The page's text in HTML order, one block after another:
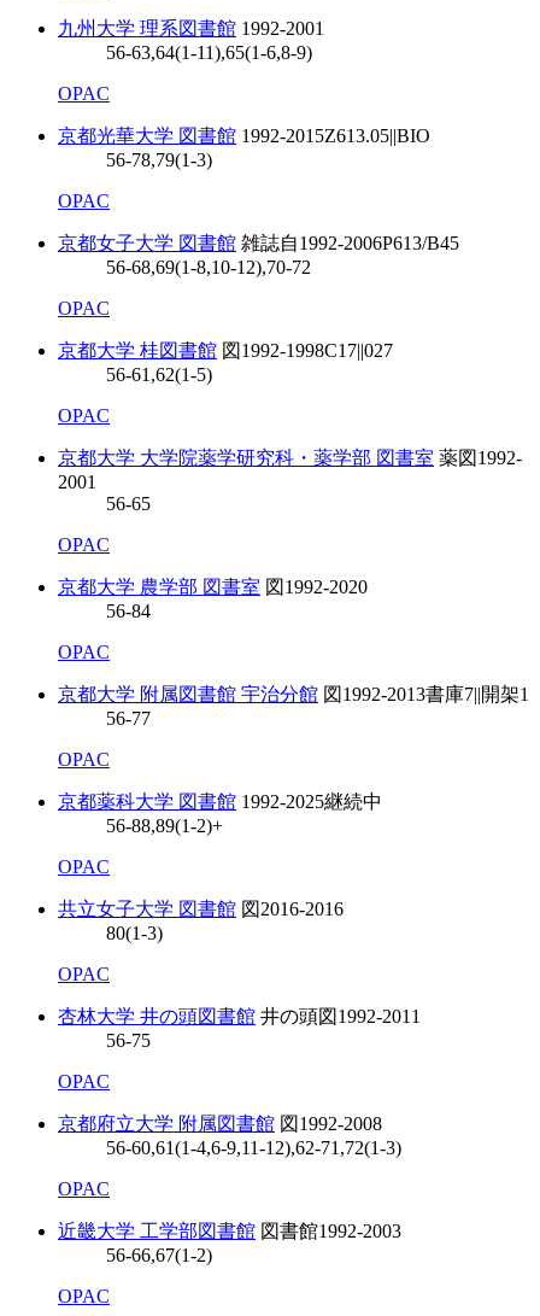
九州大学 理系図書館 1992-2001
56-63,64(1-11),65(1-6,8-9)
OPAC
京都光華大学 図書館 1992-2015Z613.05||BIO
56-78,79(1-3)
OPAC
京都女子大学 図書館 雑誌自1992-2006P613/B45
56-68,69(1-8,10-12),70-72
OPAC
京都大学 桂図書館 図 1992-1998C17||027
56-61,62(1-5)
OPAC
京都大学 大学院薬学研究科・薬学部 図書室 薬図 1992-
2001
56-65
OPAC
京都大学 農学部 図書室 図 1992-2020
56-84
OPAC
京都大学 附属図書館 宇治分館 図 1992-2013書庫7||開架1
56-77
OPAC
京都薬科大学 図書館 1992-2025継続中
56-88,89(1-2)+
OPAC
共立女子大学 図書館 図 2016-2016
80(1-3)
OPAC
杏林大学 井の頭図書館 井の頭図 1992-2011
56-75
OPAC
京都府立大学 附属図書館 図 1992-2008
56-60,61(1-4,6-9,11-12),62-71,72(1-3)
OPAC
近畿大学 工学部図書館 図書館1992-2003
56-66,67(1-2)
OPAC